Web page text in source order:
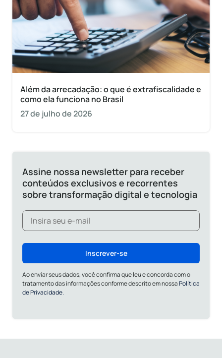
Além da arrecadação: o que é extrafiscalidade e
como ela funciona no Brasil
27 de julho de 2026
Assine nossa newsletter para receber
conteúdos exclusivos e recorrentes
sobre transformação digital e tecnologia
Inscrever-se
Ao enviar seus dados, você confirma que leu e concorda com o
tratamento das informações conforme descrito em nossaPolítica
de Privacidade.